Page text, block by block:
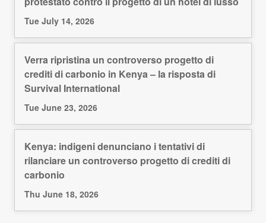
Tue July 14, 2026
Verra ripristina un controverso progetto di
crediti di carbonio in Kenya – la risposta di
Survival International
Tue June 23, 2026
Kenya: indigeni denunciano i tentativi di
rilanciare un controverso progetto di crediti di
carbonio
Thu June 18, 2026